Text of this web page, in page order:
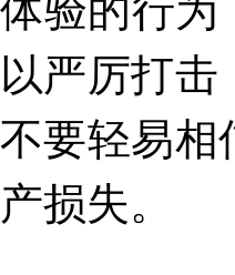
体验的行为
以严厉打击
不要轻易相
产损失。